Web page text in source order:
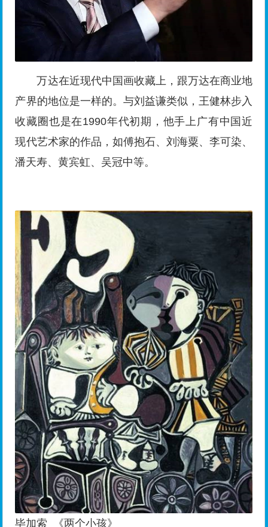
万达在近现代中国画收藏上，跟万达在商业地
产界的地位是一样的。与刘益谦类似，王健林步入
收藏圈也是在1990年代初期，他手上广有中国近
现代艺术家的作品，如傅抱石、刘海粟、李可染、
潘天寿、黄宾虹、吴冠中等。
毕加索 《两个小孩》